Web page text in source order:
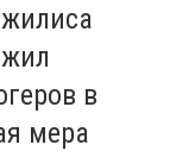
в
мера